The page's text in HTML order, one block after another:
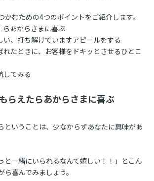
かむための4つのポイントをご紹介します。
らあからさまに喜ぶ
い、打ち解けていますアピールをする
れたときに、お客様をドキッとさせるひとこ
してみる
らえたらあからさまに喜ぶ
ということは、少なからずあなたに興味があ
と一緒にいられるなんて嬉しい！！」とこん
喜んでみましょう。